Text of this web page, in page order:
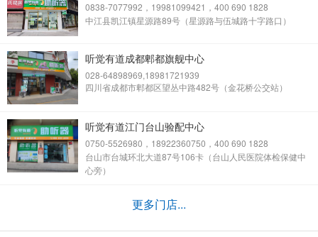
0838-7077992，19981099421，400 690 1828
中江县凯江镇星源路89号（星源路与伍城路十字路口）
听觉有道成都郫都旗舰中心
028-64898969,18981721939
四川省成都市郫都区望丛中路482号（金花桥公交站）
听觉有道江门台山验配中心
0750-5526980，18922360750，400 690 1828
台山市台城环北大道87号106卡（台山人民医院体检保健中
心旁）
更多门店...